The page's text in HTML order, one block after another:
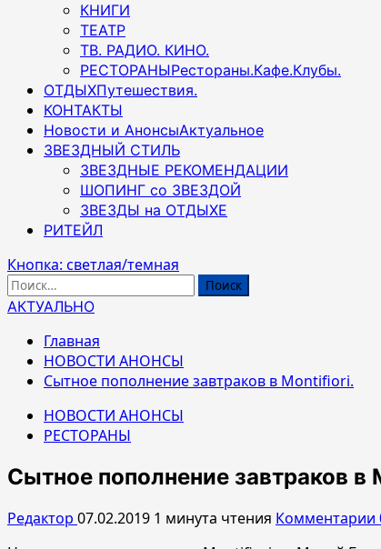
КНИГИ
ТЕАТР
ТВ. РАДИО. КИНО.
РЕСТОРАНЫРестораны.Кафе.Клубы.
ОТДЫХПутешествия.
КОНТАКТЫ
Новости и АнонсыАктуальное
ЗВЕЗДНЫЙ СТИЛЬ
ЗВЕЗДНЫЕ РЕКОМЕНДАЦИИ
ШОПИНГ со ЗВЕЗДОЙ
ЗВЕЗДЫ на ОТДЫХЕ
РИТЕЙЛ
Кнопка: светлая/темная
Найти:
АКТУАЛЬНО
Главная
НОВОСТИ АНОНСЫ
Сытное пополнение завтраков в Montifiori.
НОВОСТИ АНОНСЫ
РЕСТОРАНЫ
Сытное пополнение завтраков в
Редактор 07.02.2019 1 минута чтения Комментарии